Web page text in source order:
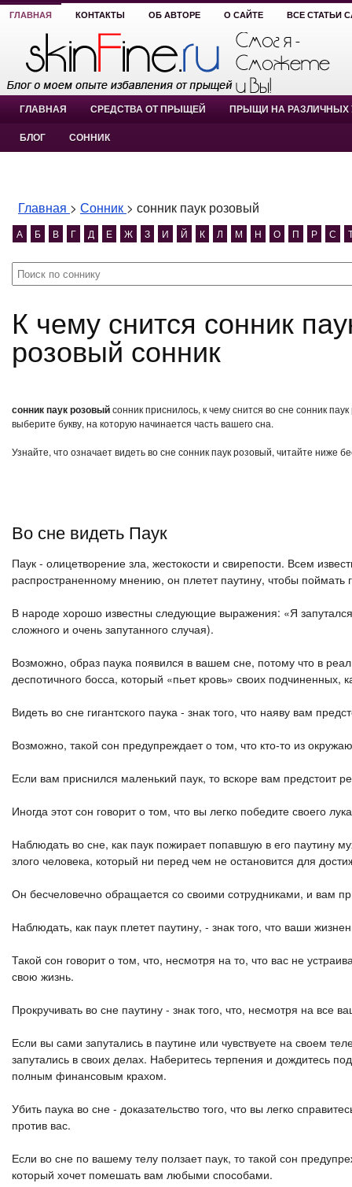
ГЛАВНАЯ КОНТАКТЫ ОБ АВТОРЕ О САЙТЕ ВСЕ СТАТЬИ
ГЛАВНАЯ СРЕДСТВА ОТ ПРЫЩЕЙ ПРЫЩИ НА РАЗЛИЧНЫХ
БЛОГ СОННИК
Главная > Сонник > сонник паук розовый
А Б В Г Д Е Ж З И Й К Л М Н О П Р С
К чему снится сонник паук розовый? сонник паук
розовый сонник
сонник паук розовыйсонник приснилось, к чему снится во сне сонник
выберите букву, на которую начинается часть вашего сна.
Узнайте, что означает видеть во сне сонник паук розовый, читайте ниже
Во сне видеть Паук
Паук - олицетворение зла, жестокости и свирепости. Всем
распространенному мнению, он плетет паутину, чтобы поймать
В народе хорошо известны следующие выражения: «Я
сложного и очень запутанного случая).
Возможно, образ паука появился в вашем сне, потому что в
деспотичного босса, который «пьет кровь» своих подчиненных,
Видеть во сне гигантского паука - знак того, что наяву вам
Возможно, такой сон предупреждает о том, что кто-то из
Если вам приснился маленький паук, то вскоре вам предстоит
Иногда этот сон говорит о том, что вы легко победите своего
Наблюдать во сне, как паук пожирает попавшую в его паутину
злого человека, который ни перед чем не остановится для
Он бесчеловечно обращается со своими сотрудниками, и вам
Наблюдать, как паук плетет паутину, - знак того, что ваши
Такой сон говорит о том, что, несмотря на то, что вас не
свою жизнь.
Прокручивать во сне паутину - знак того, что, несмотря на все
Если вы сами запутались в паутине или чувствуете на своем
запутались в своих делах. Наберитесь терпения и дождитесь
полным финансовым крахом.
Убить паука во сне - доказательство того, что вы легко
против вас.
Если во сне по вашему телу ползает паук, то такой сон
который хочет помешать вам любыми способами.